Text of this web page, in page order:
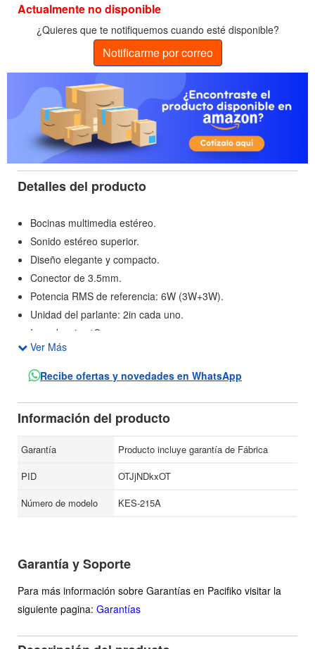
Actualmente no disponible
¿Quieres que te notifiquemos cuando esté disponible?
Notificarme por correo
Detalles del producto
Bocinas multimedia estéreo.
Sonido estéreo superior.
Diseño elegante y compacto.
Conector de 3.5mm.
Potencia RMS de referencia: 6W (3W+3W).
Unidad del parlante: 2in cada uno.
Impedancia: 4Ω.
Relación de señal a ruido: 60dB.
Respuesta en frecuencia: 120Hz ~ 18kHz.
Dimensiones: 80x96x96 mm.
Ver Más
Recibe ofertas y novedades en WhatsApp
Información del producto
Garantía
Producto incluye garantía de Fábrica
PID
OTJjNDkxOT
Número de modelo
KES-215A
Garantía y Soporte
Para más información sobre Garantías en Pacifiko visitar la
siguiente pagina: Garantías